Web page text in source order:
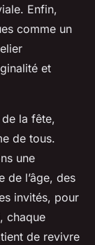
Enfin,
comme un
et
la fête,
de tous.
une
de l’âge, des
invités, pour
chaque
de revivre